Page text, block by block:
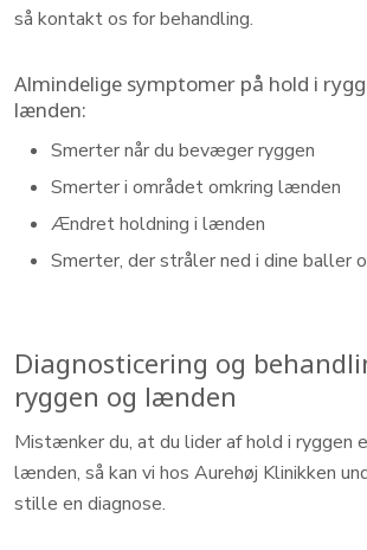
så kontakt os for behandling.​
Almindelige symptomer på hold i
lænden:
Smerter når du bevæger ryggen
Smerter i området omkring lænden
​Ændret holdning i lænden
Smerter, der stråler ned i dine baller
Diagnosticering og
ryggen og lænden
Mistænker du, at du lider af hold i ryggen
lænden, så kan vi hos Aurehøj Klinikken
stille en diagnose.